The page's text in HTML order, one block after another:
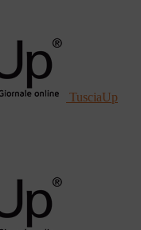
TusciaUp